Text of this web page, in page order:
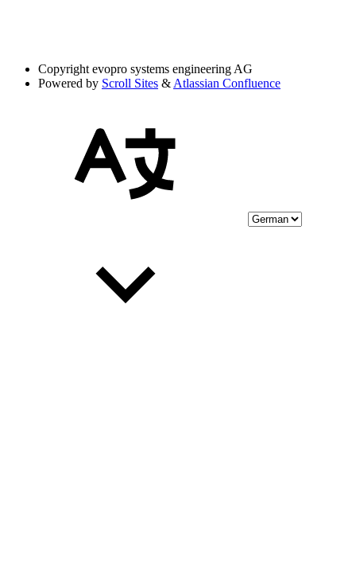
Copyright evopro systems engineering AG
Powered by Scroll Sites & Atlassian Confluence